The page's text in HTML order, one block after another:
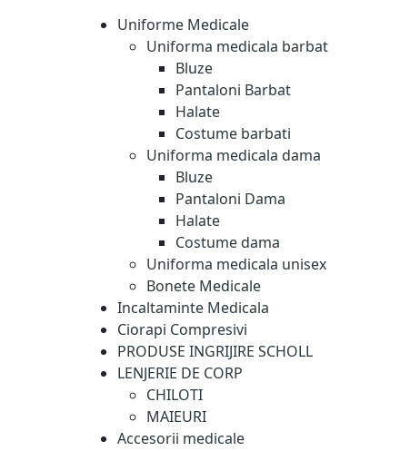
Uniforme Medicale
Uniforma medicala barbat
Bluze
Pantaloni Barbat
Halate
Costume barbati
Uniforma medicala dama
Bluze
Pantaloni Dama
Halate
Costume dama
Uniforma medicala unisex
Bonete Medicale
Incaltaminte Medicala
Ciorapi Compresivi
PRODUSE INGRIJIRE SCHOLL
LENJERIE DE CORP
CHILOTI
MAIEURI
Accesorii medicale